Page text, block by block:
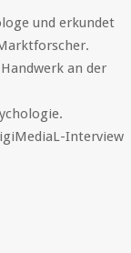
und erkundet
an der
Interview